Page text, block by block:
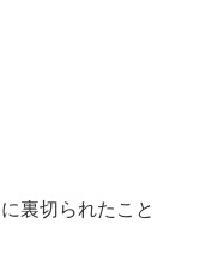
裏切られたこと